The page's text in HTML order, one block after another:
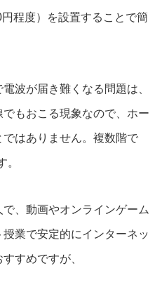
程度）を設置することで簡
波が届き難くなる問題は、
もおこる現象なので、ホー
はありません。複数階で
。
、動画やオンラインゲーム
業で安定的にインターネッ
すすめですが、